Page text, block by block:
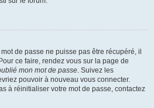
de passe ne puisse pas être récupéré, il
ce faire, rendez vous sur la page de
mon mot de passe. Suivez les
pouvoir à nouveau vous connecter.
à réinitialiser votre mot de passe, contactez